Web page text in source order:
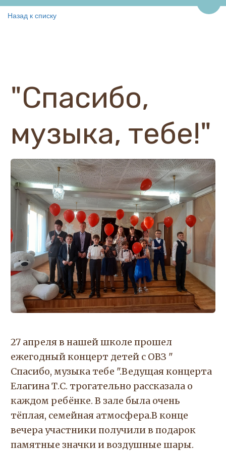
Назад к списку
"Спасибо,
музыка, тебе!"
27 апреля в нашей школе прошел
ежегодный концерт детей с ОВЗ "
Спасибо, музыка тебе ".Ведущая концерта
Елагина Т.С. трогательно рассказала о
каждом ребёнке. В зале была очень
тёплая, семейная атмосфера.В конце
вечера участники получили в подарок
памятные значки и воздушные шары.